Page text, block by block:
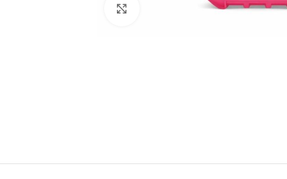
Büyütmek için tıklayın